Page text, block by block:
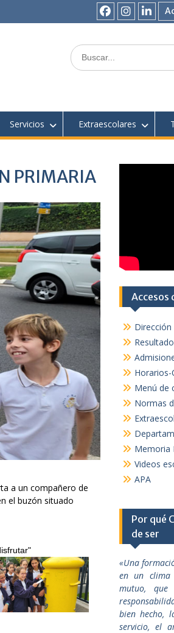
FacebookInstagram
Buscar:
Servicios Extraescolares
PRIMARIA
a un compañero de
el buzón situado
Accesos
Dirección
Horarios-
Menú de
Normas
Memoria
Videos
APA
Por qué
de ser
«Una
en un clima
mutuo,
bien hecho,
servicio, el